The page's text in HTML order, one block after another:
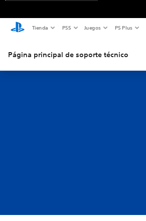
Tienda PS5 Juegos PS Plus
Página principal de soporte técnico